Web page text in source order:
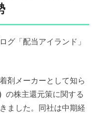
グ「配当アイランド」
剤メーカーとして知ら
の株主還元策に関する
ました。同社は中期経